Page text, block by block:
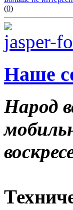
(0)
jasper-
Наше
Народ